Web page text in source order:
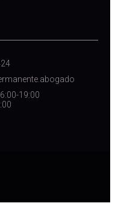
19:00